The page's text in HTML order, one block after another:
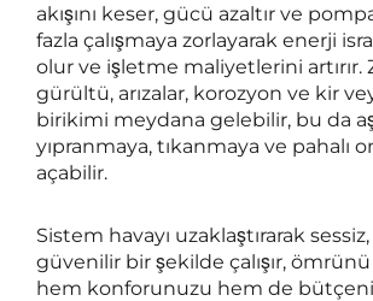
akışını keser, gücü azaltır ve
fazla çalışmaya zorlayarak enerji
olur ve işletme maliyetlerini artırır.
gürültü, arızalar, korozyon ve kir
birikimi meydana gelebilir, bu da
yıpranmaya, tıkanmaya ve pahalı
açabilir.
Sistem havayı uzaklaştırarak
güvenilir bir şekilde çalışır, ömrünü
hem konforunuzu hem de